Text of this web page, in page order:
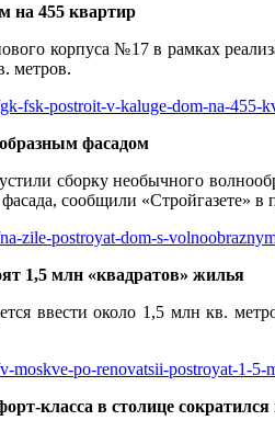
на 455 квартир
корпуса №17 в рамках
метров.
fsk-postroit-v-kaluge-dom-na-455-
фасадом
сборку необычного
сообщили «Стройгазете»
zile-postroyat-dom-s-
1,5 млн «квадратов» жилья
ввести около 1,5 млн кв.
moskve-po-renovatsii-postroyat-1-
класса в столице сократился